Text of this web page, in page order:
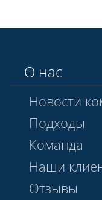
О нас
Новости
Подходы
Команда
Наши
Отзывы